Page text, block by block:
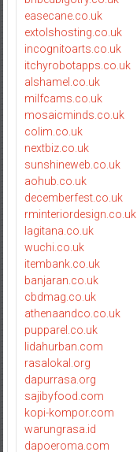
easecane.co.uk
extolshosting.co.uk
incognitoarts.co.uk
itchyrobotapps.co.uk
alshamel.co.uk
milfcams.co.uk
mosaicminds.co.uk
colim.co.uk
nextbiz.co.uk
sunshineweb.co.uk
aohub.co.uk
decemberfest.co.uk
rminteriordesign.co.uk
lagitana.co.uk
wuchi.co.uk
itembank.co.uk
banjaran.co.uk
cbdmag.co.uk
athenaandco.co.uk
pupparel.co.uk
lidahurban.com
rasalokal.org
dapurrasa.org
sajibyfood.com
kopi-kompor.com
warungrasa.id
dapoeroma.com